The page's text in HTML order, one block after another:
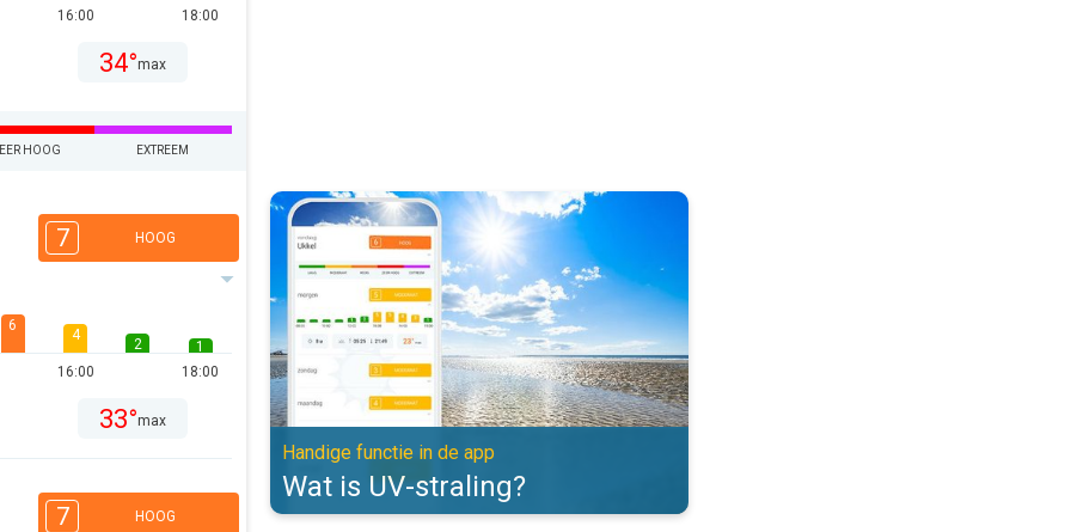
16:00
18:00
34°max
HOOG EXTREEM
7 HOOG
6
4
16:00
2
1
18:00
33°max
7 HOOG
Wat is UV-straling?. Handige functie in de app. . .
Handige functie in de app
Wat is UV-straling?